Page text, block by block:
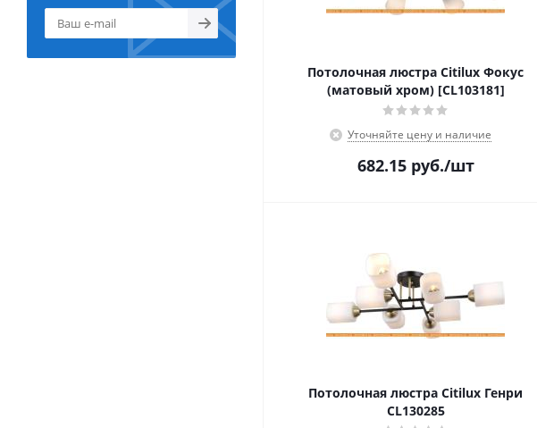
Потолочная люстра Citilux Фокус
(матовый хром) [CL103181]
Уточняйте цену и наличие
682.15руб./шт
Потолочная люстра Citilux Генри
CL130285